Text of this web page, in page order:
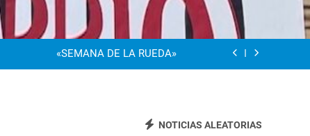
Dia De La Familia
«SEMANA DE LA RUEDA»
NOTICIAS ALEATORIAS